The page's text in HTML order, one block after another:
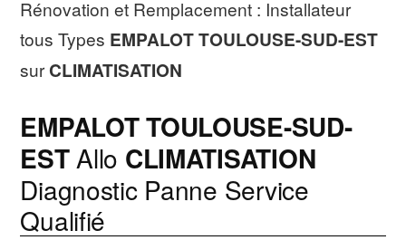
Rénovation et Remplacement : Installateur
tous Types EMPALOT TOULOUSE-SUD-EST
surCLIMATISATION
EMPALOT TOULOUSE-SUD-
ESTAllo CLIMATISATION
Diagnostic Panne Service
Qualifié